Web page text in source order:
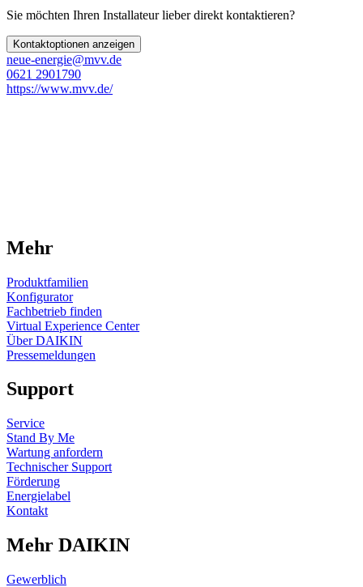
Sie möchten Ihren Installateur lieber direkt kontaktieren?
Kontaktoptionen anzeigen
neue-energie@mvv.de
0621 2901790
https://www.mvv.de/
Mehr
Produktfamilien
Konfigurator
Fachbetrieb finden
Virtual Experience Center
Über DAIKIN
Pressemeldungen
Support
Service
Stand By Me
Wartung anfordern
Technischer Support
Förderung
Energielabel
Kontakt
Mehr DAIKIN
Gewerblich